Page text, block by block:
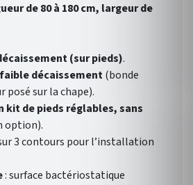
de 80 à 180 cm, largeur de
(sur pieds).
faible décaissement(bonde
posé sur la chape).
kit de pieds réglables,sans
option).
3 contours pour l’installation
: surface bactériostatique